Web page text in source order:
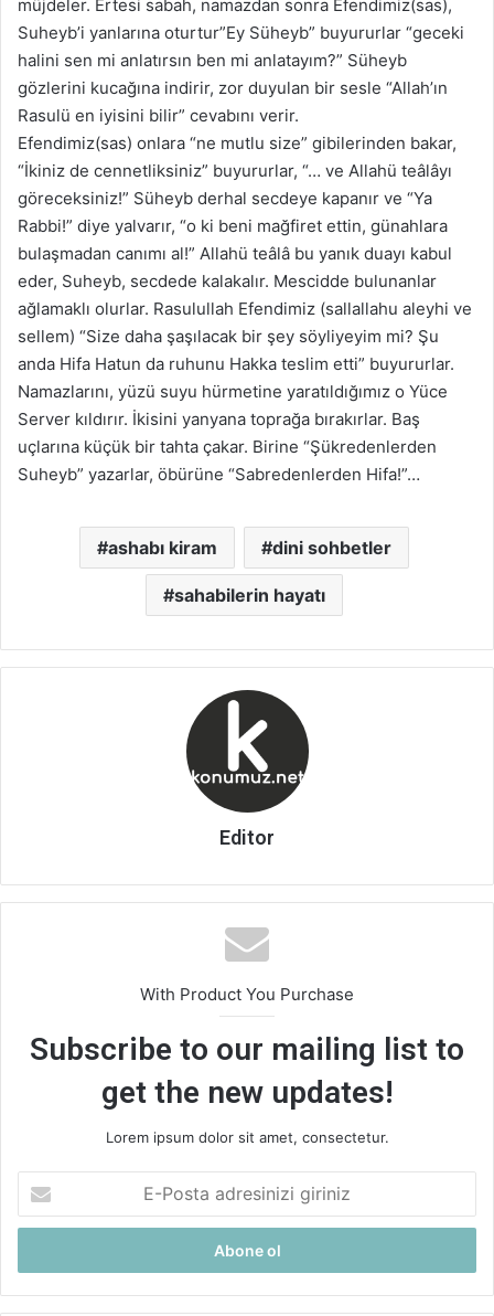
müjdeler. Ertesi sabah, namazdan sonra Efendimiz(sas),
Suheyb’i yanlarına oturtur”Ey Süheyb” buyururlar “geceki
halini sen mi anlatırsın ben mi anlatayım?” Süheyb
gözlerini kucağına indirir, zor duyulan bir sesle “Allah’ın
Rasulü en iyisini bilir” cevabını verir.
Efendimiz(sas) onlara “ne mutlu size” gibilerinden bakar,
“İkiniz de cennetliksiniz” buyururlar, “… ve Allahü teâlâyı
göreceksiniz!” Süheyb derhal secdeye kapanır ve “Ya
Rabbi!” diye yalvarır, “o ki beni mağfiret ettin, günahlara
bulaşmadan canımı al!” Allahü teâlâ bu yanık duayı kabul
eder, Suheyb, secdede kalakalır. Mescidde bulunanlar
ağlamaklı olurlar. Rasulullah Efendimiz (sallallahu aleyhi ve
sellem) “Size daha şaşılacak bir şey söyliyeyim mi? Şu
anda Hifa Hatun da ruhunu Hakka teslim etti” buyururlar.
Namazlarını, yüzü suyu hürmetine yaratıldığımız o Yüce
Server kıldırır. İkisini yanyana toprağa bırakırlar. Baş
uçlarına küçük bir tahta çakar. Birine “Şükredenlerden
Suheyb” yazarlar, öbürüne “Sabredenlerden Hifa!”…
ashabı kiram dini sohbetler
sahabilerin hayatı
Editor
With Product You Purchase
Subscribe to our mailing list to
get the new updates!
Lorem ipsum dolor sit amet, consectetur.
Posta
adresinizi